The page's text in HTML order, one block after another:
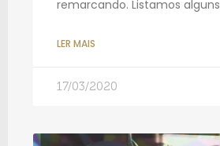
remarcando. Listamos alguns
LER MAIS
17/03/2020